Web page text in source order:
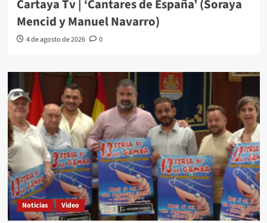
Cartaya Tv | ‘Cantares de España’ (Soraya
Mencid y Manuel Navarro)
4 de agosto de 2026 0
Noticias Video